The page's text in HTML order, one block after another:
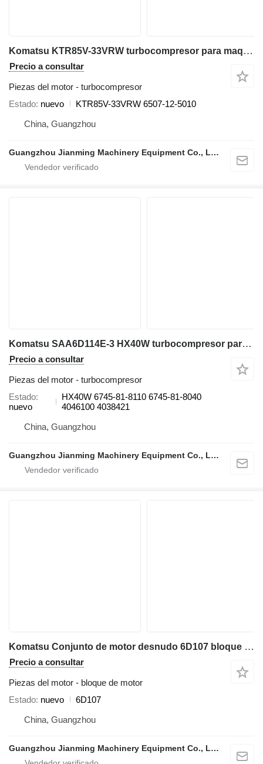
Komatsu KTR85V-33VRW turbocompresor para maquinaria de construcción
Precio a consultar
Piezas del motor - turbocompresor
Estado nuevo
KTR85V-33VRW 6507-12-5010
China, Guangzhou
Guangzhou Jianming Machinery Equipment Co., Ltd.
Komatsu SAA6D114E-3 HX40W turbocompresor para Komatsu PC300-8, PC350-8, and PC400-8 excavadora
Precio a consultar
Piezas del motor - turbocompresor
Estado
nuevo
HX40W 6745-81-8110 6745-81-8040
4046100 4038421
China, Guangzhou
Guangzhou Jianming Machinery Equipment Co., Ltd.
Komatsu Conjunto de motor desnudo 6D107 bloque de motor para maquinaria de construcción
Precio a consultar
Piezas del motor - bloque de motor
Estado nuevo
6D107
China, Guangzhou
Guangzhou Jianming Machinery Equipment Co., Ltd.